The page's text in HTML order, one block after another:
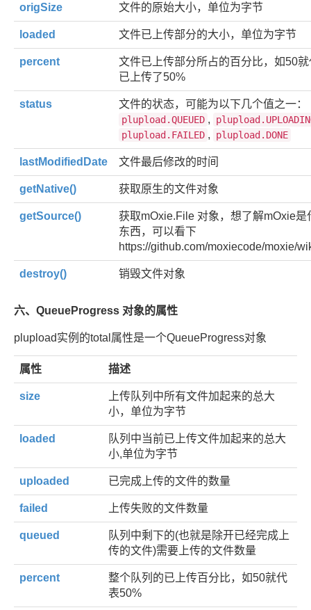
origSize 文件的原始大小，单位为字节
loaded 文件已上传部分的大小，单位为字节
percent
文件已上传部分所占的百分比，如50
已上传了50%
status 文件的状态，可能为以下几个值之一：
plupload.QUEUED ,
plupload.FAILED , plupload.DONE
lastModifiedDate 文件最后修改的时间
getNative() 获取原生的文件对象
getSource()
获取mOxie.File 对象，想了解mOxie是
东西，可以看下
https://github.com/moxiecode/moxie/
destroy() 销毁文件对象
六、QueueProgress 对象的属性
plupload实例的total属性是一个QueueProgress对象
属性 描述
size
上传队列中所有文件加起来的总大
小，单位为字节
loaded
队列中当前已上传文件加起来的总大
小,单位为字节
uploaded 已完成上传的文件的数量
failed 上传失败的文件数量
queued
队列中剩下的(也就是除开已经完成上
传的文件)需要上传的文件数量
percent
整个队列的已上传百分比，如50就代
表50%